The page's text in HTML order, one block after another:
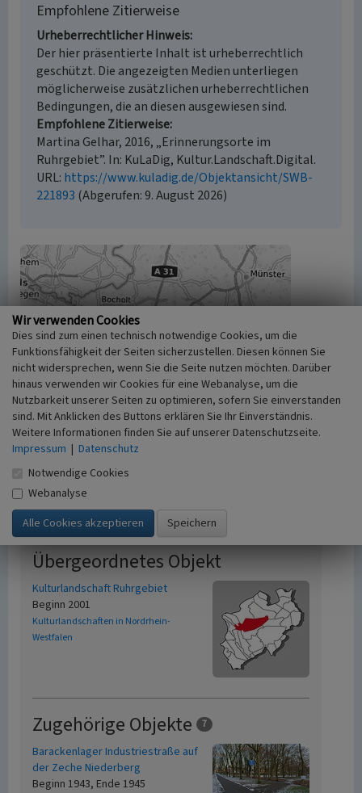
Empfohlene Zitierweise
Urheberrechtlicher Hinweis
Der hier präsentierte Inhalt ist urheberrechtlich
geschützt. Die angezeigten Medien unterliegen
möglicherweise zusätzlichen urheberrechtlichen
Bedingungen, die an diesen ausgewiesen sind.
Empfohlene Zitierweise
Martina Gelhar, 2016, „Erinnerungsorte im
Ruhrgebiet”. In: KuLaDig, Kultur.Landschaft.Digital.
URL: https://www.kuladig.de/Objektansicht/SWB-
221893 (Abgerufen: 9. August 2026)
Übergeordnetes Objekt
Kulturlandschaft Ruhrgebiet
Beginn 2001
Kulturlandschaften in Nordrhein-
Westfalen
Zugehörige Objekte 7
Barackenlager Industriestraße auf
der Zeche Niederberg
Beginn 1943, Ende 1945
Wir verwenden Cookies
Dies sind zum einen technisch notwendige Cookies, um die
Funktionsfähigkeit der Seiten sicherzustellen. Diesen können Sie
nicht widersprechen, wenn Sie die Seite nutzen möchten. Darüber
hinaus verwenden wir Cookies für eine Webanalyse, um die
Nutzbarkeit unserer Seiten zu optimieren, sofern Sie einverstanden
sind. Mit Anklicken des Buttons erklären Sie Ihr Einverständnis.
Weitere Informationen finden Sie auf unserer Datenschutzseite.
Impressum | Datenschutz
Notwendige Cookies
Webanalyse